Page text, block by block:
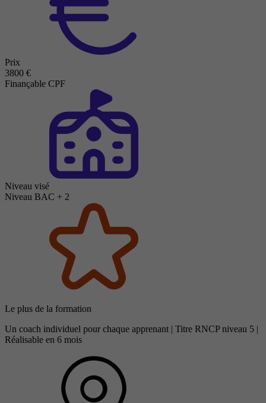
Prix
3800 €
Finançable CPF
Niveau visé
Niveau BAC + 2
Le plus de la formation
Un coach individuel pour chaque apprenant | Titre RNCP niveau 5 |
Réalisable en 6 mois